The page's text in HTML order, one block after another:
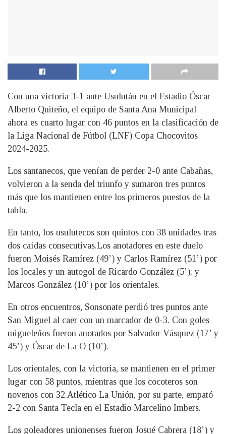
Con una victoria 3-1 ante Usulután en el Estadio Óscar
Alberto Quiteño, el equipo de Santa Ana Municipal
ahora es cuarto lugar con 46 puntos en la clasificación de
la Liga Nacional de Fútbol (LNF) Copa Chocovitos
2024-2025.
Los santanecos, que venían de perder 2-0 ante Cabañas,
volvieron a la senda del triunfo y sumaron tres puntos
más que los mantienen entre los primeros puestos de la
tabla.
En tanto, los usulutecos son quintos con 38 unidades tras
dos caídas consecutivas.Los anotadores en este duelo
fueron Moisés Ramírez (49’) y Carlos Ramírez (51’) por
los locales y un autogol de Ricardo González (5’); y
Marcos González (10’) por los orientales.
En otros encuentros, Sonsonate perdió tres puntos ante
San Miguel al caer con un marcador de 0-3. Con goles
migueleños fueron anotados por Salvador Vásquez (17’ y
45’) y Óscar de La O (10’).
Los orientales, con la victoria, se mantienen en el primer
lugar con 58 puntos, mientras que los cocoteros son
novenos con 32.Atlético La Unión, por su parte, empató
2-2 con Santa Tecla en el Estadio Marcelino Imbers.
Los goleadores unionenses fueron Josué Cabrera (18’) y